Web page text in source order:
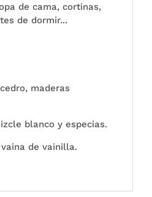
de cama, cortinas,
de dormir...
maderas
blanco y especias.
de vainilla.